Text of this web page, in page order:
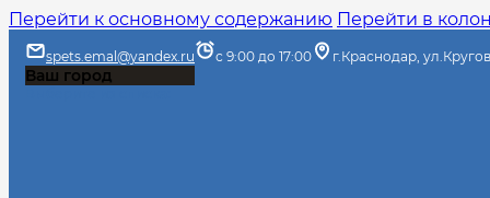
Перейти к основному содержанию Перейти в
spets.emal@yandex.ru с 9:00 до 17:00 г.Краснодар,
Ваш город